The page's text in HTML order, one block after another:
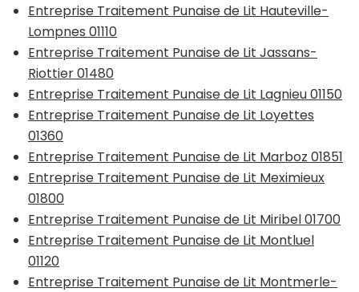
Entreprise Traitement Punaise de Lit Hauteville-
Lompnes 01110
Entreprise Traitement Punaise de Lit Jassans-
Riottier 01480
Entreprise Traitement Punaise de Lit Lagnieu 01150
Entreprise Traitement Punaise de Lit Loyettes
01360
Entreprise Traitement Punaise de Lit Marboz 01851
Entreprise Traitement Punaise de Lit Meximieux
01800
Entreprise Traitement Punaise de Lit Miribel 01700
Entreprise Traitement Punaise de Lit Montluel
01120
Entreprise Traitement Punaise de Lit Montmerle-